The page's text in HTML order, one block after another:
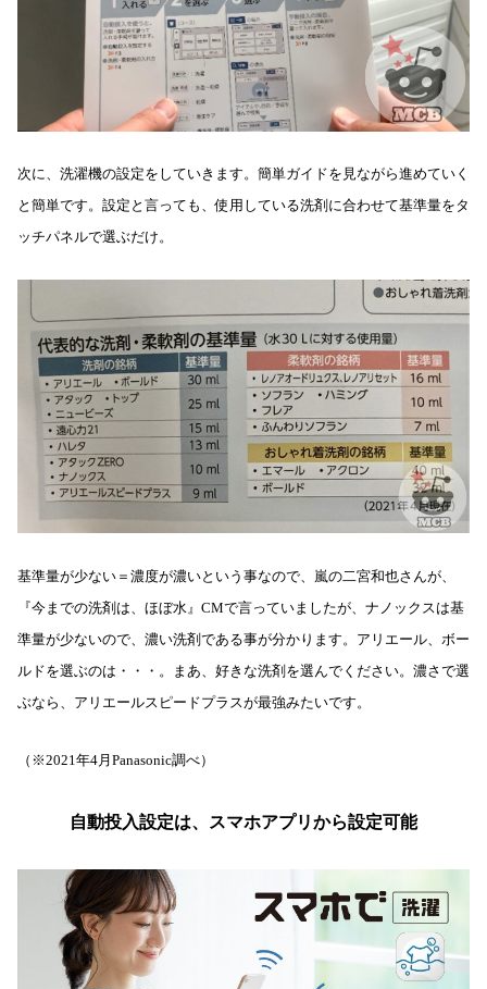
次に、洗濯機の設定をしていきます。簡単ガイドを見ながら進めていく
と簡単です。設定と言っても、使用している洗剤に合わせて基準量をタ
ッチパネルで選ぶだけ。
基準量が少ない＝濃度が濃いという事なので、嵐の二宮和也さんが、
『今までの洗剤は、ほぼ水』CMで言っていましたが、ナノックスは基
準量が少ないので、濃い洗剤である事が分かります。アリエール、ボー
ルドを選ぶのは・・・。まあ、好きな洗剤を選んでください。濃さで選
ぶなら、アリエールスピードプラスが最強みたいです。
（※2021年4月Panasonic調べ）
自動投入設定は、スマホアプリから設定可能